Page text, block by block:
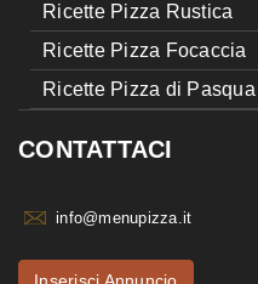
Ricette Pizza Rustica
Ricette Pizza Focaccia
Ricette Pizza di Pasqua
CONTATTACI
info@menupizza.it